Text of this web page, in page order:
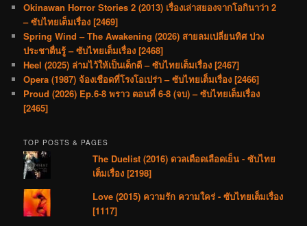
Okinawan Horror Stories 2 (2013) เรื่องเล่าสยองจากโอกินาว่า 2
– ซับไทยเต็มเรื่อง [2469]
Spring Wind – The Awakening (2026) สายลมเปลี่ยนทิศ ปวง
ประชาตื่นรู้ – ซับไทยเต็มเรื่อง [2468]
Heel (2025) ล่ามไว้ให้เป็นเด็กดี – ซับไทยเต็มเรื่อง [2467]
Opera (1987) จ้องเชือดที่โรงโอเปร่า – ซับไทยเต็มเรื่อง [2466]
Proud (2026) Ep.6-8 พราว ตอนที่ 6-8 (จบ) – ซับไทยเต็มเรื่อง
[2465]
TOP POSTS & PAGES
The Duelist (2016) ดวลเดือดเลือดเย็น - ซับไทย
เต็มเรื่อง [2198]
Love (2015) ความรัก ความใคร่ - ซับไทยเต็มเรื่อง
[1117]